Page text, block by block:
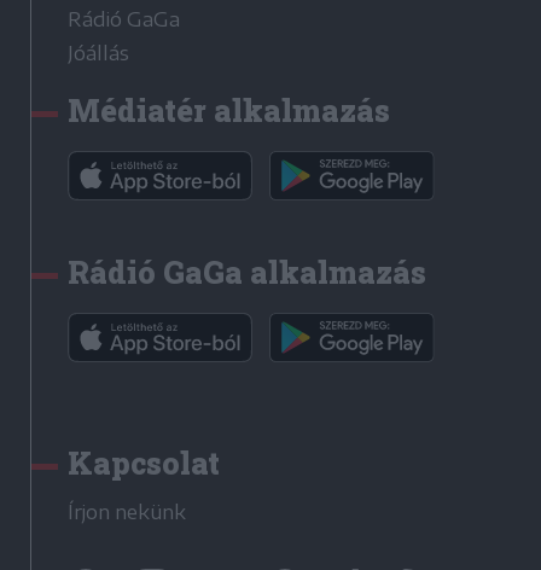
Rádió GaGa
Jóállás
Médiatér alkalmazás
Rádió GaGa alkalmazás
Kapcsolat
Írjon nekünk